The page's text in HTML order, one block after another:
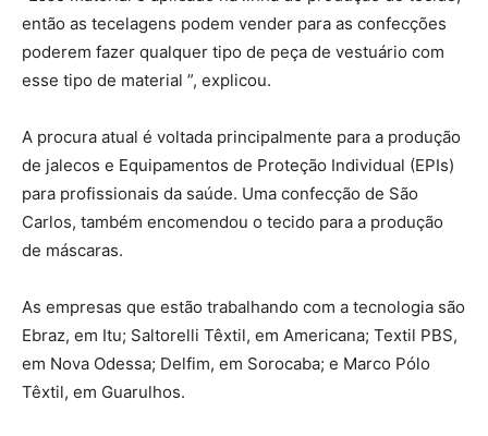
então as tecelagens podem vender para as confecções
poderem fazer qualquer tipo de peça de vestuário com
esse tipo de material ”, explicou.
A procura atual é voltada principalmente para a produção
de jalecos e Equipamentos de Proteção Individual (EPIs)
para profissionais da saúde. Uma confecção de São
Carlos, também encomendou o tecido para a produção
de máscaras.
As empresas que estão trabalhando com a tecnologia são
Ebraz, em Itu; Saltorelli Têxtil, em Americana; Textil PBS,
em Nova Odessa; Delfim, em Sorocaba; e Marco Pólo
Têxtil, em Guarulhos.